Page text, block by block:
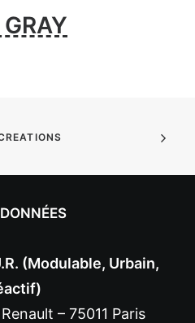
(Modulable, Urbain,
– 75011 Paris